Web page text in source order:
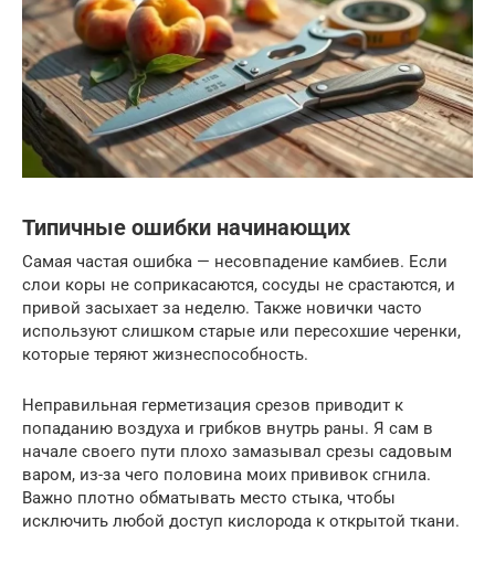
Типичные ошибки начинающих
Самая частая ошибка — несовпадение камбиев. Если
слои коры не соприкасаются, сосуды не срастаются, и
привой засыхает за неделю. Также новички часто
используют слишком старые или пересохшие черенки,
которые теряют жизнеспособность.
Неправильная герметизация срезов приводит к
попаданию воздуха и грибков внутрь раны. Я сам в
начале своего пути плохо замазывал срезы садовым
варом, из-за чего половина моих прививок сгнила.
Важно плотно обматывать место стыка, чтобы
исключить любой доступ кислорода к открытой ткани.